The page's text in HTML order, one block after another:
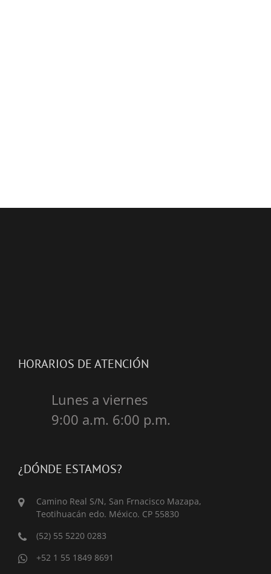
HORARIOS DE ATENCIÓN
Lunes a viernes
9:00 a.m. 6:00 p.m.
¿DÓNDE ESTAMOS?
Camino Real S/N, San Frnacisco Mazapa,
Teotihuacán edo. México. CP 55830
(52) 55 5220 0283
+52 1 55 1849 8691